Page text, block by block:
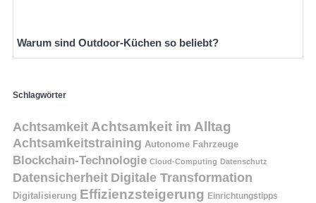
Warum sind Outdoor-Küchen so beliebt?
Schlagwörter
Achtsamkeit Achtsamkeit im Alltag
Achtsamkeitstraining Autonome Fahrzeuge
Blockchain-Technologie Cloud-Computing Datenschutz
Datensicherheit Digitale Transformation
Digitalisierung Effizienzsteigerung Einrichtungstipps